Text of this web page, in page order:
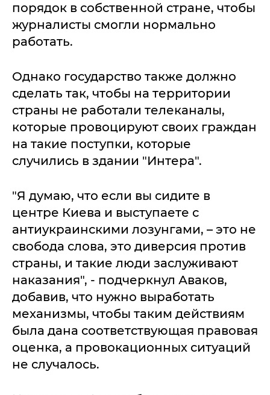
порядок в собственной стране, чтобы
журналисты смогли нормально
работать.
Однако государство также должно
сделать так, чтобы на территории
страны не работали телеканалы,
которые провоцируют своих граждан
на такие поступки, которые
случились в здании "Интера".
"Я думаю, что если вы сидите в
центре Киева и выступаете с
антиукраинскими лозунгами, – это не
свобода слова, это диверсия против
страны, и такие люди заслуживают
наказания", - подчеркнул Аваков,
добавив, что нужно выработать
механизмы, чтобы таким действиям
была дана соответствующая правовая
оценка, а провокационных ситуаций
не случалось.